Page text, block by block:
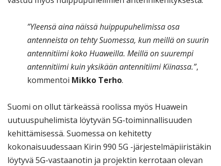
”Yleensä aina näissä huippupuhelimissa osa
antenneista on tehty Suomessa, kun meillä on suurin
antennitiimi koko Huaweilla. Meillä on suurempi
antennitiimi kuin yksikään antennitiimi Kiinassa.”,
kommentoi Mikko Terho.
Suomi on ollut tärkeässä roolissa myös Huawein
uutuuspuhelimista löytyvän 5G-toiminnallisuuden
kehittämisessä. Suomessa on kehitetty
kokonaisuudessaan Kirin 990 5G -järjestelmäpiiristäkin
löytyvä 5G-vastaanotin ja projektin kerrotaan olevan